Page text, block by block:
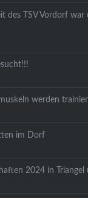
des TSV Vordorf war
werden
im Dorf
2024 in Triangel